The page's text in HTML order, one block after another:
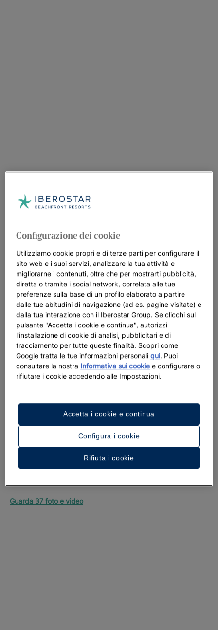
Guarda 37 foto e video
Configurazione dei cookie
Utilizziamo cookie propri e di terze parti per configurare il
sito web e i suoi servizi, analizzare la tua attività e
migliorarne i contenuti, oltre che per mostrarti pubblicità,
diretta o tramite i social network, correlata alle tue
preferenze sulla base di un profilo elaborato a partire
dalle tue abitudini di navigazione (ad es. pagine visitate) e
dalla tua interazione con il Iberostar Group. Se clicchi sul
pulsante "Accetta i cookie e continua", autorizzi
l'installazione di cookie di analisi, pubblicitari e di
tracciamento per tutte queste finalità. Scopri come
Google tratta le tue informazioni personaliqui. Puoi
consultare la nostra Informativa sui cookie e configurare o
rifiutare i cookie accedendo alle Impostazioni.
Configura i cookie
Rifiuta i cookie
Accetta i cookie e continua